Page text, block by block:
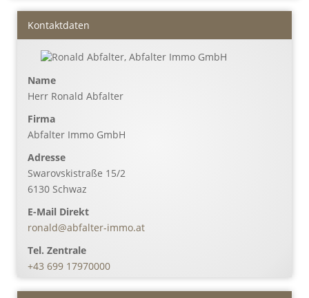
Kontaktdaten
Name
Herr Ronald Abfalter
Firma
Abfalter Immo GmbH
Adresse
Swarovskistraße 15/2
6130 Schwaz
E-Mail Direkt
ronald@abfalter-immo.at
Tel. Zentrale
+43 699 17970000